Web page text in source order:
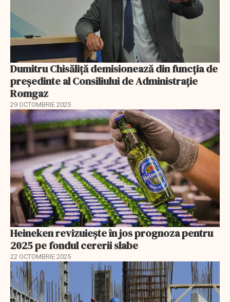
Dumitru Chisăliță demisionează din funcția de
președinte al Consiliului de Administrație
Romgaz
29 OCTOMBRIE 2025
Heineken revizuiește în jos prognoza pentru
2025 pe fondul cererii slabe
22 OCTOMBRIE 2025